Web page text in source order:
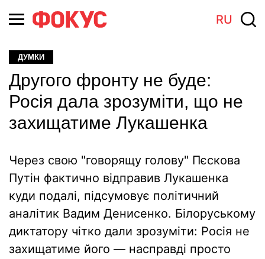
RU
ДУМКИ
Другого фронту не буде:
Росія дала зрозуміти, що не
захищатиме Лукашенка
Через свою "говорящу голову" Пєскова
Путін фактично відправив Лукашенка
куди подалі, підсумовує політичний
аналітик Вадим Денисенко. Білоруському
диктатору чітко дали зрозуміти: Росія не
захищатиме його — насправді просто